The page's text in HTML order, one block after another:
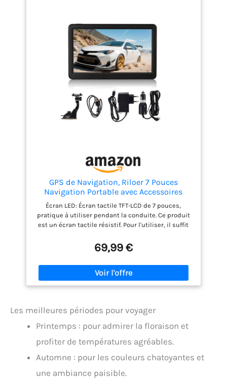
ordinateur – routes, radars et points d’intérêt
toujours à jour
Guidage vocal intelligent et
alertes de vitesse Instructions vocales précises en
français avec annonce des rues, limitations de
vitesse et alertes de dépassement. Navigation
fluide et sans stress sur tous vos trajets
Compatible voiture, camion et camping-car Modes
de navigation personnalisés selon le type de
véhicule. Entrez les dimensions et le poids pour
obtenir des itinéraires sûrs et adaptés à votre
GPS de Navigation, Riloer 7 Pouces
Navigation Portable avec Accessoires
Secteur, Cartographie Europe Toute Vie
Mise à Jour Gratuite, Support
Camion/Camping-Car, Lecteur
Multimédia
Écran LED: Écran tactile TFT-LCD de 7 pouces,
pratique à utiliser pendant la conduite. Ce produit
est un écran tactile résistif. Pour l'utiliser, il suffit
Aucun stylet supplémentaire n'est requis.
Cartographie Europe 2026 Gratuite à Vie Profitez de
la dernière version des cartes d'Europe
préinstallées. Les mises à jour sont gratuites à vie,
vous garantissant des itinéraires précis et
ronds-points. Polyvalence Totale : De l'Auto au Poids
Lourd Ce GPS intelligent s'adapte à votre véhicule.
Personnalisez vos trajets selon 7 modes : Voiture,
Camion (Poids Lourd), Camping-car, Bus, Taxi, Vélo
hauteur et de poids spécifiques aux professionnels.
Pack Complet avec Chargeur Secteur Exclusif
69,99 €
Les meilleures périodes pour voyager
Printemps : pour admirer la floraison et
profiter de températures agréables.
Automne : pour les couleurs chatoyantes et
une ambiance paisible.